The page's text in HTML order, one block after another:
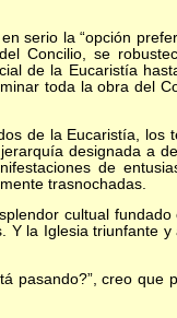
serio la “opción
Concilio, se
de la Eucaristía
toda la obra del
de la Eucaristía, los
designada a
de
trasnochadas.
cultual fundado
Y la Iglesia triunfante
creo que